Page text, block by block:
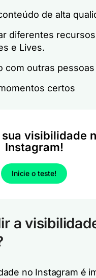
de alta
diferentes
e Lives.
com outras pessoas
certos
visibilidade
Instagram!
Inicie o teste!
a
no Instagram é